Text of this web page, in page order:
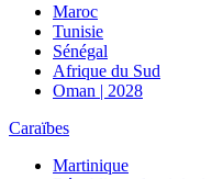
Maroc
Tunisie
Sénégal
Afrique du Sud
Oman | 2028
Caraïbes
Martinique